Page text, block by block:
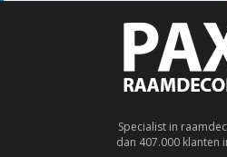
Specialist in
dan 407.000 klanten